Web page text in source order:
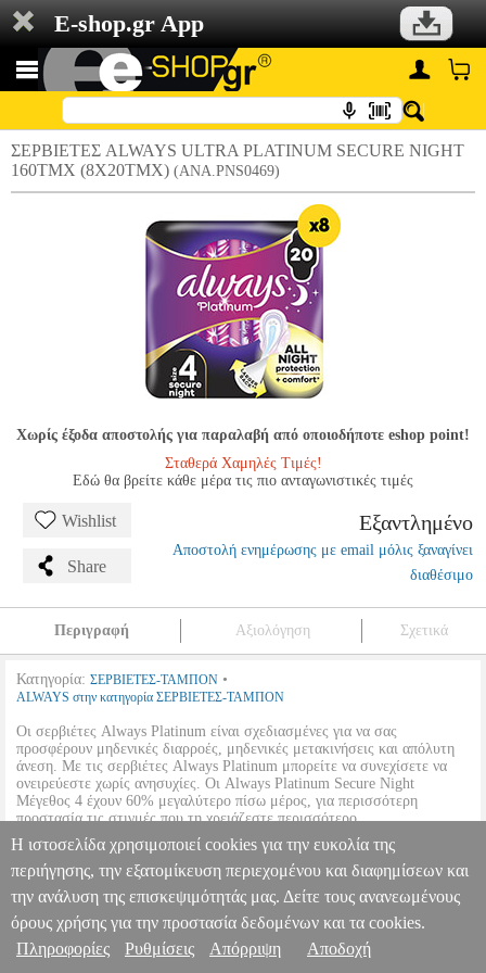
E-shop.gr App
ΣΕΡΒΙΕΤΕΣ ALWAYS ULTRA PLATINUM SECURE NIGHT
160TMX (8Χ20TMX) (ANA.PNS0469)
Χωρίς έξοδα αποστολής για παραλαβή από οποιοδήποτε eshop point!
Σταθερά Χαμηλές Τιμές!
Εδώ θα βρείτε κάθε μέρα τις πιο ανταγωνιστικές τιμές
Wishlist
Share
Εξαντλημένο
Αποστολή ενημέρωσης με email μόλις ξαναγίνει
διαθέσιμο
Περιγραφή Αξιολόγηση Σχετικά
Κατηγορία: ΣΕΡΒΙΕΤΕΣ-ΤΑΜΠΟΝ •
ALWAYS στην κατηγορία ΣΕΡΒΙΕΤΕΣ-ΤΑΜΠΟΝ
Οι σερβιέτες Always Platinum είναι σχεδιασμένες για να σας
προσφέρουν μηδενικές διαρροές, μηδενικές μετακινήσεις και απόλυτη
άνεση. Με τις σερβιέτες Always Platinum μπορείτε να συνεχίσετε να
ονειρεύεστε χωρίς ανησυχίες. Οι Always Platinum Secure Night
Μέγεθος 4 έχουν 60% μεγαλύτερο πίσω μέρος, για περισσότερη
προστασία τις στιγμές που τη χρειάζεστε περισσότερο.
•
80763750
ΣΕΡΒΙΕΤΕΣ ALWAYS ULTRA PLATINUM SECURE NIGHT
160TMX (8Χ20TMX)ANA.PNS0469 ANA.PNS0469 ALWAYS
ALWAYS
ΣΕΡΒΙΕΤΕΣ-ΤΑΜΠΟΝ
Κατηγορία: ΣΕΡΒΙΕΤΕΣ-
ΤΑΜΠΟΝ •ALWAYS στην κατηγορία ΣΕΡΒΙΕΤΕΣ-ΤΑΜΠΟΝ Οι
σερβιέτες Always Platinum είναι σχεδιασμένες για να σας
Πληροφορίες & Υπηρεσίες >
Η ιστοσελίδα χρησιμοποιεί cookies για την ευκολία της
περιήγησης, την εξατομίκευση περιεχομένου και διαφημίσεων και
την ανάλυση της επισκεψιμότητάς μας. Δείτε τους ανανεωμένους
όρους χρήσης για την προστασία δεδομένων και τα cookies.
Πληροφορίες
Ρυθμίσεις Απόρριψη Αποδοχή